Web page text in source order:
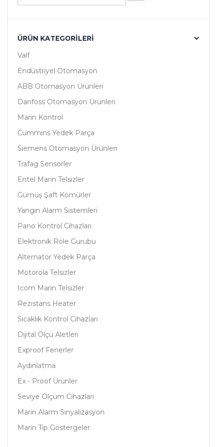
ÜRÜN KATEGORILERI
Valf
Endüstriyel Otomasyon
ABB Otomasyon Ürünleri
Danfoss Otomasyon Ürünleri
Marin Kontrol
Cummins Yedek Parça
Siemens Otomasyon Ürünleri
Trafag Sensörler
Entel Marin Telsizler
Gümüş Şaft Kömürler
Yangın Alarm Sistemleri
Pano Kontrol Cihazları
Elektronik Röle Gurubu
Alternatör Yedek Parça
Motorola Telsizler
Icom Marin Telsizler
Rezistans Heater
Sıcaklık Kontrol Cihazları
Dijital Ölçü Aletleri
Exproof Fenerler
Aydınlatma
Ex - Proof Ürünler
Seviye Ölçüm Cihazları
Marin Alarm Sinyalizasyon
Marin Tip Göstergeler